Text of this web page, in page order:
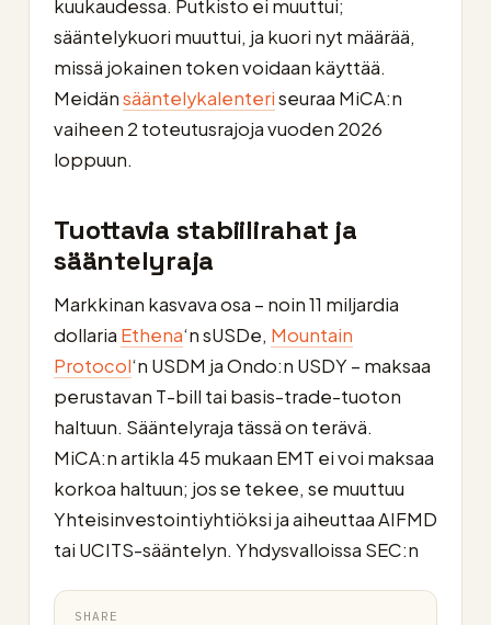
kuukaudessa. Putkisto ei muuttui;
sääntelykuori muuttui, ja kuori nyt määrää,
missä jokainen token voidaan käyttää.
Meidänsääntelykalenteriseuraa MiCA:n
vaiheen 2 toteutusrajoja vuoden 2026
loppuun.
Tuottavia stabiilirahat ja
sääntelyraja
Markkinan kasvava osa – noin 11 miljardia
dollaria Ethena‘n sUSDe, Mountain
Protocol‘n USDM ja Ondo:n USDY – maksaa
perustavan T-bill tai basis-trade-tuoton
haltuun. Sääntelyraja tässä on terävä.
MiCA:n artikla 45 mukaan EMT ei voi maksaa
korkoa haltuun; jos se tekee, se muuttuu
Yhteisinvestointiyhtiöksi ja aiheuttaa AIFMD
tai UCITS-sääntelyn. Yhdysvalloissa SEC:n
SHARE